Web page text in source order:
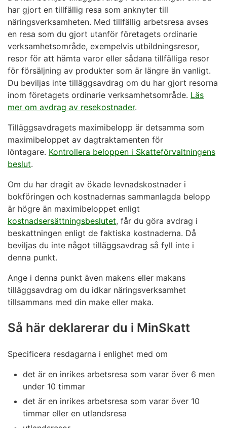
har gjort en tillfällig resa som anknyter till
näringsverksamheten. Med tillfällig arbetsresa avses
en resa som du gjort utanför företagets ordinarie
verksamhetsområde, exempelvis utbildningsresor,
resor för att hämta varor eller sådana tillfälliga resor
för försäljning av produkter som är längre än vanligt.
Du beviljas inte tilläggsavdrag om du har gjort resorna
inom företagets ordinarie verksamhetsområde. Läs
mer om avdrag av resekostnader.
Tilläggsavdragets maximibelopp är detsamma som
maximibeloppet av dagtraktamenten för
löntagare. Kontrollera beloppen i Skatteförvaltningens
beslut.
Om du har dragit av ökade levnadskostnader i
bokföringen och kostnadernas sammanlagda belopp
är högre än maximibeloppet enligt
kostnadsersättningsbeslutet, får du göra avdrag i
beskattningen enligt de faktiska kostnaderna. Då
beviljas du inte något tilläggsavdrag så fyll inte i
denna punkt.
Ange i denna punkt även makens eller makans
tilläggsavdrag om du idkar näringsverksamhet
tillsammans med din make eller maka.
Så här deklarerar du i MinSkatt
Specificera resdagarna i enlighet med om
det är en inrikes arbetsresa som varar över 6 men
under 10 timmar
det är en inrikes arbetsresa som varar över 10
timmar eller en utlandsresa